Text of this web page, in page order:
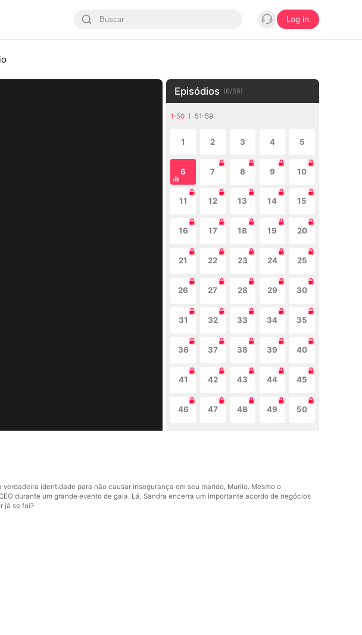
Log in
Episódios (6/59)
1-50 51-59
1 2 3 4 5
6 7 8 9 10
11 12 13 14 15
16 17 18 19 20
21 22 23 24 25
26 27 28 29 30
31 32 33 34 35
36 37 38 39 40
41 42 43 44 45
46 47 48 49 50
identidade para não causar insegurança em seu marido, Murilo. Mesmo o
durante um grande evento de gala. Lá, Sandra encerra um importante acordo de negócios
já se foi?